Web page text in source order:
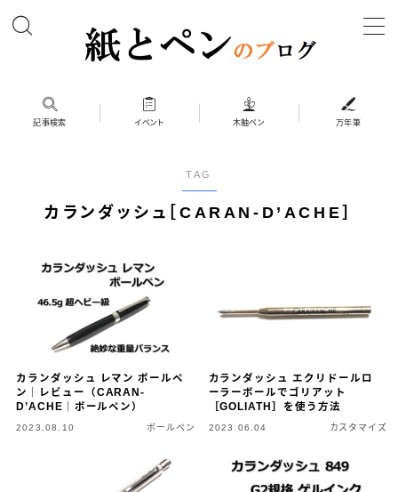
ホーム
ボールペン
シャープペン
シャープペン（木軸以外）
木軸ペン
その他 筆記具
万年筆（兄弟サイト）
記事検索 イベント 木軸ペン 万年筆
TAG
カランダッシュ［CARAN-D’ACHE］
カランダッシュ レマン ボールペ
ン｜レビュー（CARAN-
D’ACHE｜ボールペン）
2023.08.10 ボールペン
カランダッシュ エクリドールロ
ーラーボールでゴリアット
［GOLIATH］を使う方法
2023.06.04 カスタマイズ